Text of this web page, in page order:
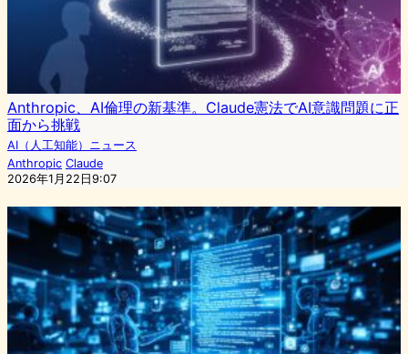
Anthropic、AI倫理の新基準。Claude憲法でAI意識問題に正
面から挑戦
AI（人工知能）ニュース
Anthropic Claude
2026年1月22日9:07